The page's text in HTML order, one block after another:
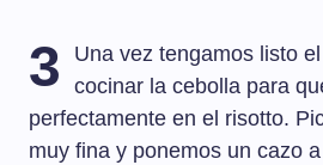
3
Una vez tengamos listo
cocinar la cebolla para
perfectamente en el risotto.
muy fina y ponemos un cazo